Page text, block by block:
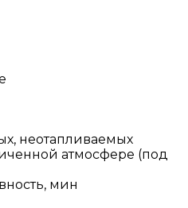
неотапливаемых
атмосфере (под
мин